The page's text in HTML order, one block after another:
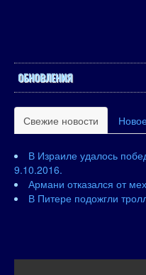
ОБНОВЛЕНИЯ
Свежие новости
В Израиле удалось
9.10.2016.
Армани отказался от
В Питере подожгли